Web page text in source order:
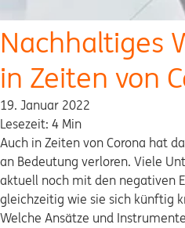
Nachhaltiges
in Zeiten von
19. Januar 2022
Lesezeit: 4 Min
Auch in Zeiten von Corona hat
an Bedeutung verloren. Viele
aktuell noch mit den negativen
gleichzeitig wie sie sich künftig
Welche Ansätze und